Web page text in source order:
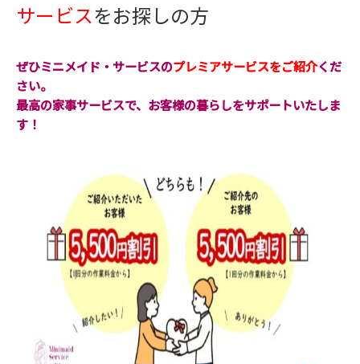
サービスをお探しの方
ぜひミニメイド・サービスのプレミアサービスをご紹介くだ
さい。
最高の家事サービスで、お客様の暮らしをサポートいたしま
す！